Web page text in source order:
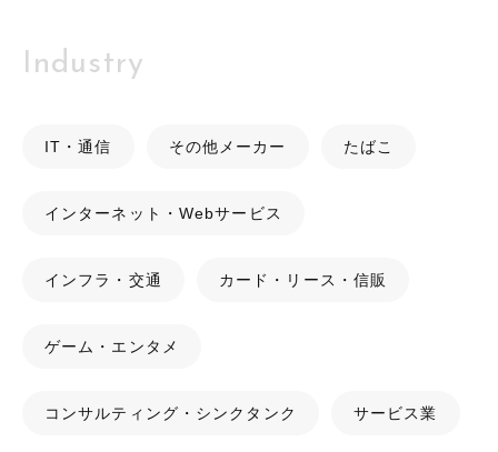
Industry
IT・通信 その他メーカー たばこ
インターネット・Webサービス
インフラ・交通 カード・リース・信販
ゲーム・エンタメ
コンサルティング・シンクタンク サービス業